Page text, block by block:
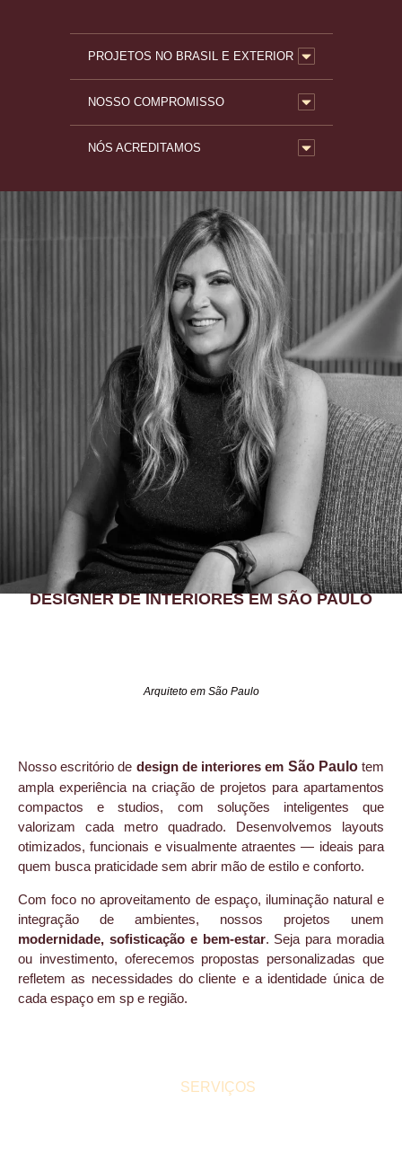
PROJETOS NO BRASIL E EXTERIOR
NOSSO COMPROMISSO
NÓS ACREDITAMOS
DESIGNER DE INTERIORES EM SÃO PAULO
Arquiteto em São Paulo
Nosso escritório de design de interiores em São Paulotem
ampla experiência na criação de projetos para apartamentos
compactos e studios, com soluções inteligentes que
valorizam cada metro quadrado. Desenvolvemos layouts
otimizados, funcionais e visualmente atraentes — ideais para
quem busca praticidade sem abrir mão de estilo e conforto.
Com foco no aproveitamento de espaço, iluminação natural e
integração de ambientes, nossos projetos unem
modernidade, sofisticação e bem-estar. Seja para moradia
ou investimento, oferecemos propostas personalizadas que
refletem as necessidades do cliente e a identidade única de
cada espaço em sp e região.
SERVIÇOS